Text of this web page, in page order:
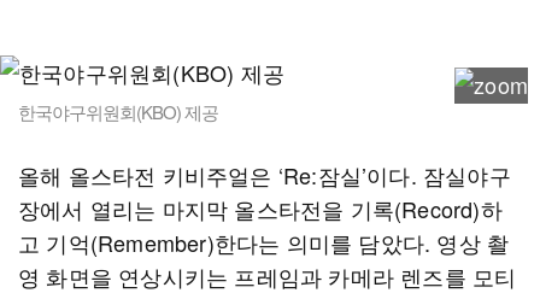
한국야구위원회(KBO) 제공
올해 올스타전 키비주얼은 ‘Re:잠실’이다. 잠실야구
장에서 열리는 마지막 올스타전을 기록(Record)하
고 기억(Remember)한다는 의미를 담았다. 영상 촬
영 화면을 연상시키는 프레임과 카메라 렌즈를 모티